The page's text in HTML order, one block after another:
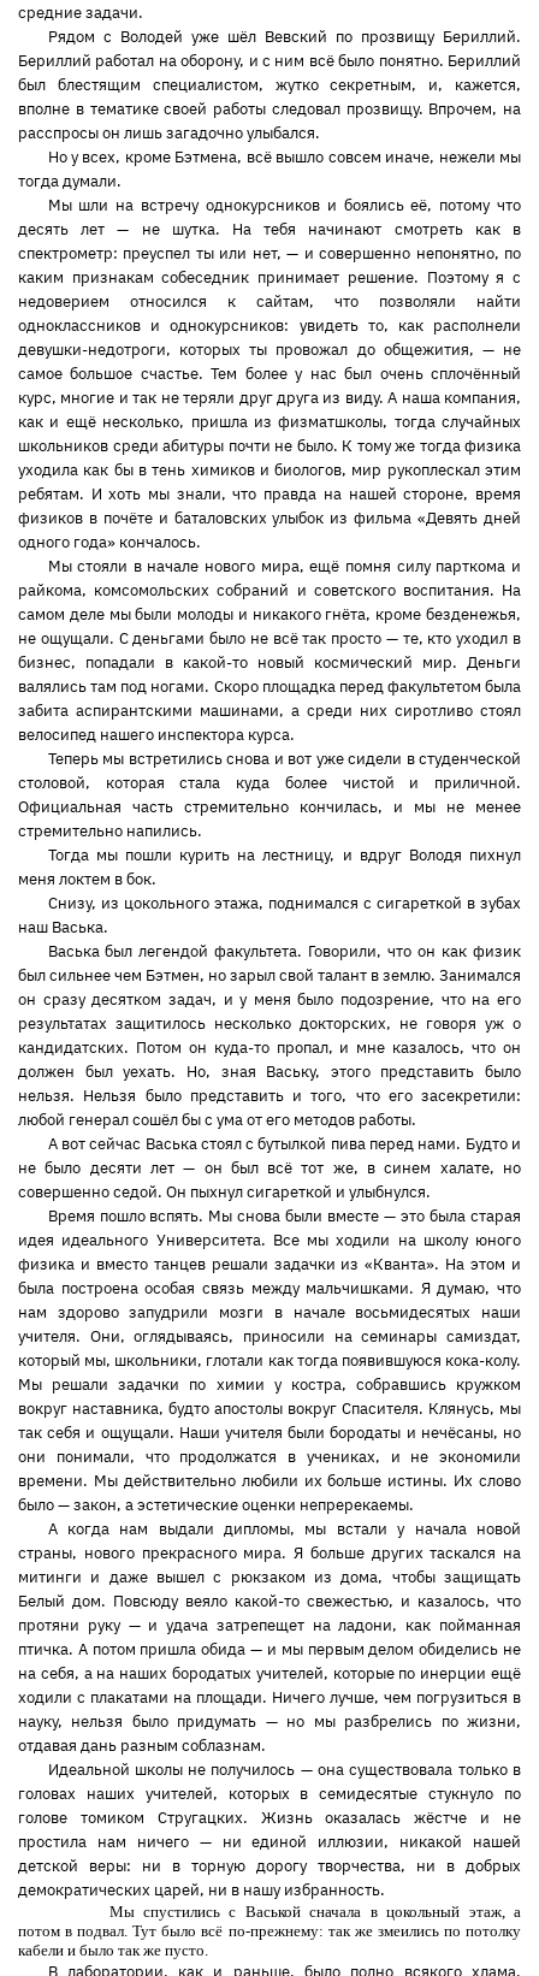
средние задачи.
Рядом с Володей уже шёл Вевский по прозвищу Бериллий.
Бериллий работал на оборону, и с ним всё было понятно. Бериллий
был блестящим специалистом, жутко секретным, и, кажется,
вполне в тематике своей работы следовал прозвищу. Впрочем, на
расспросы он лишь загадочно улыбался.
Но у всех, кроме Бэтмена, всё вышло совсем иначе, нежели мы
тогда думали.
Мы шли на встречу однокурсников и боялись её, потому что
десять лет — не шутка. На тебя начинают смотреть как в
спектрометр: преуспел ты или нет, — и совершенно непонятно, по
каким признакам собеседник принимает решение. Поэтому я с
недоверием относился к сайтам, что позволяли найти
одноклассников и однокурсников: увидеть то, как располнели
девушки-недотроги, которых ты провожал до общежития, — не
самое большое счастье. Тем более у нас был очень сплочённый
курс, многие и так не теряли друг друга из виду. А наша компания,
как и ещё несколько, пришла из физматшколы, тогда случайных
школьников среди абитуры почти не было. К тому же тогда физика
уходила как бы в тень химиков и биологов, мир рукоплескал этим
ребятам. И хоть мы знали, что правда на нашей стороне, время
физиков в почёте и баталовских улыбок из фильма «Девять дней
одного года» кончалось.
Мы стояли в начале нового мира, ещё помня силу парткома и
райкома, комсомольских собраний и советского воспитания. На
самом деле мы были молоды и никакого гнёта, кроме безденежья,
не ощущали. С деньгами было не всё так просто — те, кто уходил в
бизнес, попадали в какой-то новый космический мир. Деньги
валялись там под ногами. Скоро площадка перед факультетом была
забита аспирантскими машинами, а среди них сиротливо стоял
велосипед нашего инспектора курса.
Теперь мы встретились снова и вот уже сидели в студенческой
столовой, которая стала куда более чистой и приличной.
Официальная часть стремительно кончилась, и мы не менее
стремительно напились.
Тогда мы пошли курить на лестницу, и вдруг Володя пихнул
меня локтем в бок.
Снизу, из цокольного этажа, поднимался с сигареткой в зубах
наш Васька.
Васька был легендой факультета. Говорили, что он как физик
был сильнее чем Бэтмен, но зарыл свой талант в землю. Занимался
он сразу десятком задач, и у меня было подозрение, что на его
результатах защитилось несколько докторских, не говоря уж о
кандидатских. Потом он куда-то пропал, и мне казалось, что он
должен был уехать. Но, зная Ваську, этого представить было
нельзя. Нельзя было представить и того, что его засекретили:
любой генерал сошёл бы с ума от его методов работы.
А вот сейчас Васька стоял с бутылкой пива перед нами. Будто и
не было десяти лет — он был всё тот же, в синем халате, но
совершенно седой. Он пыхнул сигареткой и улыбнулся.
Время пошло вспять. Мы снова были вместе — это была старая
идея идеального Университета. Все мы ходили на школу юного
физика и вместо танцев решали задачки из «Кванта». На этом и
была построена особая связь между мальчишками. Я думаю, что
нам здорово запудрили мозги в начале восьмидесятых наши
учителя. Они, оглядываясь, приносили на семинары самиздат,
который мы, школьники, глотали как тогда появившуюся кока-колу.
Мы решали задачки по химии у костра, собравшись кружком
вокруг наставника, будто апостолы вокруг Спасителя. Клянусь, мы
так себя и ощущали. Наши учителя были бородаты и нечёсаны, но
они понимали, что продолжатся в учениках, и не экономили
времени. Мы действительно любили их больше истины. Их слово
было — закон, а эстетические оценки непререкаемы.
А когда нам выдали дипломы, мы встали у начала новой
страны, нового прекрасного мира. Я больше других таскался на
митинги и даже вышел с рюкзаком из дома, чтобы защищать
Белый дом. Повсюду веяло какой-то свежестью, и казалось, что
протяни руку — и удача затрепещет на ладони, как пойманная
птичка. А потом пришла обида — и мы первым делом обиделись не
на себя, а на наших бородатых учителей, которые по инерции ещё
ходили с плакатами на площади. Ничего лучше, чем погрузиться в
науку, нельзя было придумать — но мы разбрелись по жизни,
отдавая дань разным соблазнам.
Идеальной школы не получилось — она существовала только в
головах наших учителей, которых в семидесятые стукнуло по
голове томиком Стругацких. Жизнь оказалась жёстче и не
простила нам ничего — ни единой иллюзии, никакой нашей
детской веры: ни в торную дорогу творчества, ни в добрых
демократических царей, ни в нашу избранность.
Мы спустились с Васькой сначала в цокольный этаж, а
потом в подвал. Тут было всё по-прежнему: так же змеились по потолку
кабели и было так же пусто.
В лаборатории, как и раньше, было полно всякого хлама.